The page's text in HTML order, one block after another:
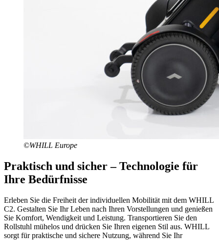
©WHILL Europe
Praktisch und sicher – Technologie für
Ihre Bedürfnisse
Erleben Sie die Freiheit der individuellen Mobilität mit dem WHILL
C2. Gestalten Sie Ihr Leben nach Ihren Vorstellungen und genießen
Sie Komfort, Wendigkeit und Leistung. Transportieren Sie den
Rollstuhl mühelos und drücken Sie Ihren eigenen Stil aus. WHILL
sorgt für praktische und sichere Nutzung, während Sie Ihr